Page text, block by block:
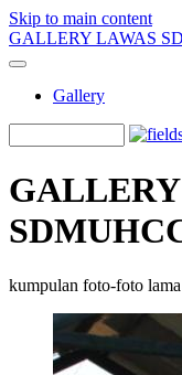
Skip to main content
GALLERY LAWAS
Gallery
kumpulan foto-foto